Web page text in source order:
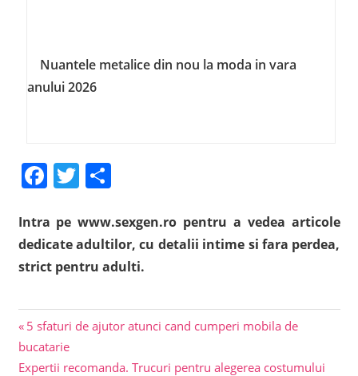
Nuantele metalice din nou la moda in vara
anului 2026
Facebook
Twitter
Share
Intra pe www.sexgen.ro pentru a vedea articole
dedicate adultilor, cu detalii intime si fara perdea,
strict pentru adulti.
Navigare
în
Previous
Post:
5 sfaturi de ajutor atunci cand cumperi mobila de
bucatarie
Next
Expertii recomanda. Trucuri pentru alegerea costumului